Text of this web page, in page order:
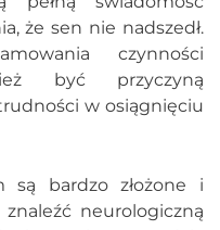
że sen nie nadszedł.
czynności
być przyczyną
w osiągnięciu
są bardzo złożone i
neurologiczną